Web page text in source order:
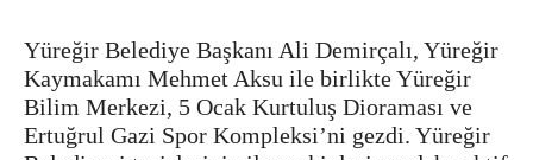
Yüreğir Belediye Başkanı Ali Demirçalı, Yüreğir
Kaymakamı Mehmet Aksu ile birlikte Yüreğir
Bilim Merkezi, 5 Ocak Kurtuluş Dioraması ve
Ertuğrul Gazi Spor Kompleksi’ni gezdi. Yüreğir